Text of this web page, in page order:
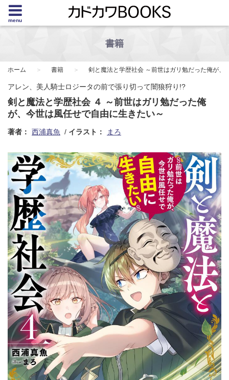
menu
書籍
ホーム 書籍 剣と魔法と学歴社会 ～前世はガリ勉だった俺が、
アレン、美人騎士ロジータの前で張り切って闇狼狩り!?
剣と魔法と学歴社会 ４ ～前世はガリ勉だった俺
が、今世は風任せで自由に生きたい～
著者： 西浦真魚 イラスト： まろ